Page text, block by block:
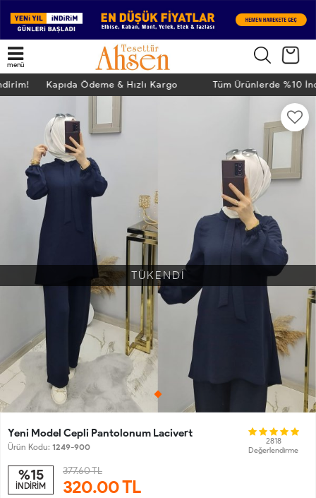
menü
Kapıda Ödeme & Hızlı Kargo Tüm Ürünlerde %10
TÜKENDİ
Yeni Model Cepli Pantolonum Lacivert
Ürün Kodu: 1249-900
2818
Değerlendirme
%15
İNDİRİM
377.60 TL
320.00TL